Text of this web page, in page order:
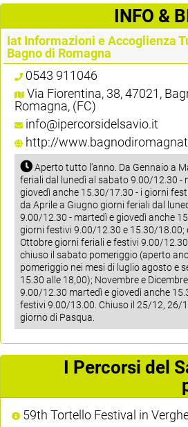
­INFO &
Iat Informazioni e Accoglienza
Bagno di Romagna
0543 911046
Via Fiorentina, 38, 47021,
Romagna, (FC)
info@ipercorsidelsavio.it
http://
Aperto tutto l'anno. Da Gennaio a
feriali dal lunedì al sabato 9.00/12.30 -
giovedì anche 15.30/17.30 - i giorni
da Aprile a Giugno giorni feriali dal
9.00/12.30 - martedì e giovedì anche
giorni festivi 9.00/12.30 e 15.30/18.00;
Ottobre giorni feriali e festivi 9.00/
chiuso il sabato pomeriggio (aperto
pomeriggio nei mesi di luglio agosto e
15.30 alle 18,00); Novembre e
9.00/12.30 martedì e giovedì anche
festivi 9.00/13.00. Chiuso il 25/12, 26/
giorno di Pasqua.
I Percorsi del
59th Tortello Festival in